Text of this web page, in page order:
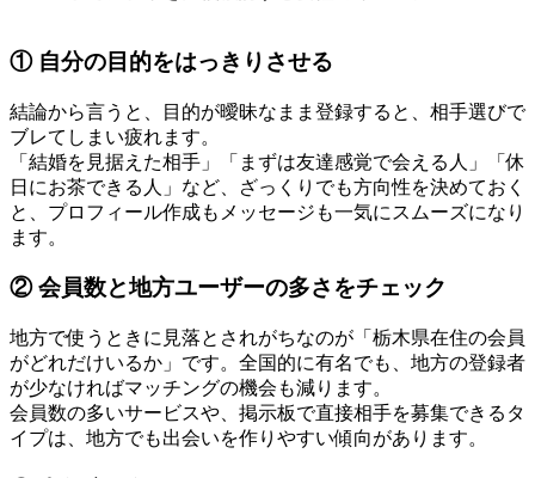
① 自分の目的をはっきりさせる
結論から言うと、目的が曖昧なまま登録すると、相手選びで
ブレてしまい疲れます。
「結婚を見据えた相手」「まずは友達感覚で会える人」「休
日にお茶できる人」など、ざっくりでも方向性を決めておく
と、プロフィール作成もメッセージも一気にスムーズになり
ます。
② 会員数と地方ユーザーの多さをチェック
地方で使うときに見落とされがちなのが「栃木県在住の会員
がどれだけいるか」です。全国的に有名でも、地方の登録者
が少なければマッチングの機会も減ります。
会員数の多いサービスや、掲示板で直接相手を募集できるタ
イプは、地方でも出会いを作りやすい傾向があります。